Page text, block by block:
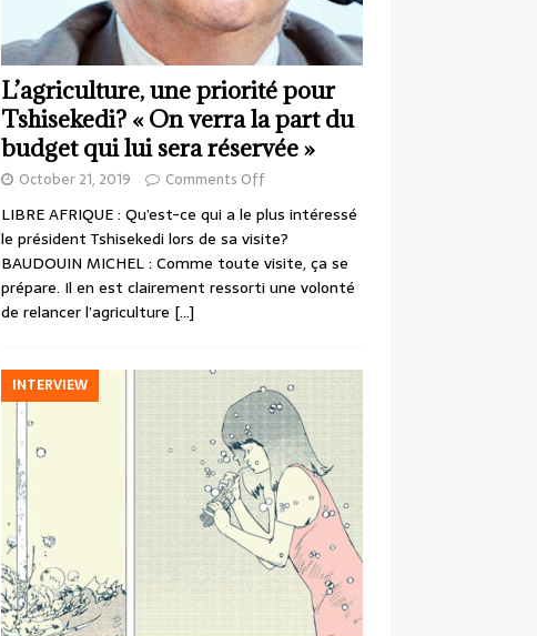
L’agriculture, une priorité pour
Tshisekedi? « On verra la part du
budget qui lui sera réservée »
October 21, 2019 Comments Off
LIBRE AFRIQUE : Qu’est-ce qui a le plus intéressé
le président Tshisekedi lors de sa visite?
BAUDOUIN MICHEL : Comme toute visite, ça se
prépare. Il en est clairement ressorti une volonté
de relancer l’agriculture […]
INTERVIEW